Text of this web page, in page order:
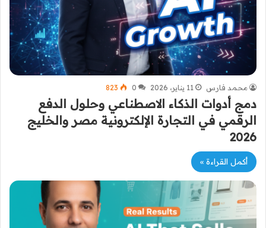
محمد فارس 11 يناير، 2026 0
823
دمج أدوات الذكاء الاصطناعي وحلول الدفع
الرقمي في التجارة الإلكترونية مصر والخليج
2026
أكمل القراءة »